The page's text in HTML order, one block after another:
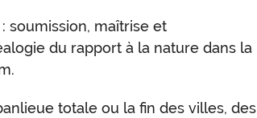
soumission, maîtrise et
du rapport à la nature dans la
totale ou la fin des villes, des